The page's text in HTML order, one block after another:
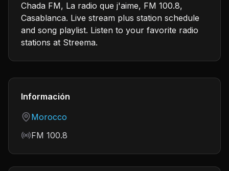
Chada FM, La radio que j'aime, FM 100.8,
Casablanca. Live stream plus station schedule
and song playlist. Listen to your favorite radio
stations at Streema.
Información
Country
Morocco
Frequency
FM 100.8